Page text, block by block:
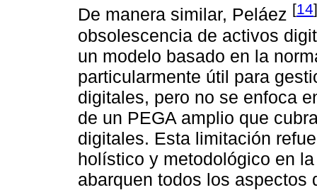
De manera similar, Peláez [14]
obsolescencia de activos
un modelo basado en la
particularmente útil para
digitales, pero no se enfoca
de un PEGA amplio que
digitales. Esta limitación
holístico y metodológico en
abarquen todos los aspectos